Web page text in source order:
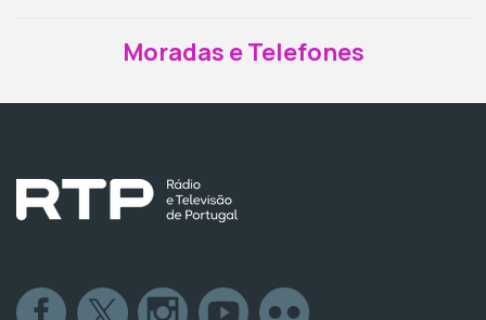
Moradas e Telefones